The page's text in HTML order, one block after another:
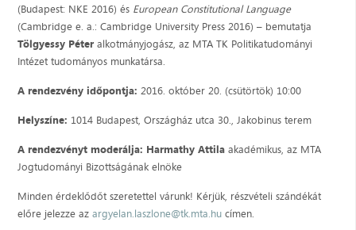
(Budapest: NKE 2016) és European Constitutional Language
(Cambridge e. a.: Cambridge University Press 2016) – bemutatja
Tölgyessy Péter alkotmányjogász, az MTA TK Politikatudományi
Intézet tudományos munkatársa.
A rendezvény időpontja: 2016. október 20. (csütörtök) 10:00
Helyszíne: 1014 Budapest, Országház utca 30., Jakobinus terem
A rendezvényt moderálja: Harmathy Attilaakadémikus, az MTA
Jogtudományi Bizottságának elnöke
Minden érdeklődőt szeretettel várunk! Kérjük, részvételi szándékát
előre jelezze azargyelan.laszlone@tk.mta.hu címen.